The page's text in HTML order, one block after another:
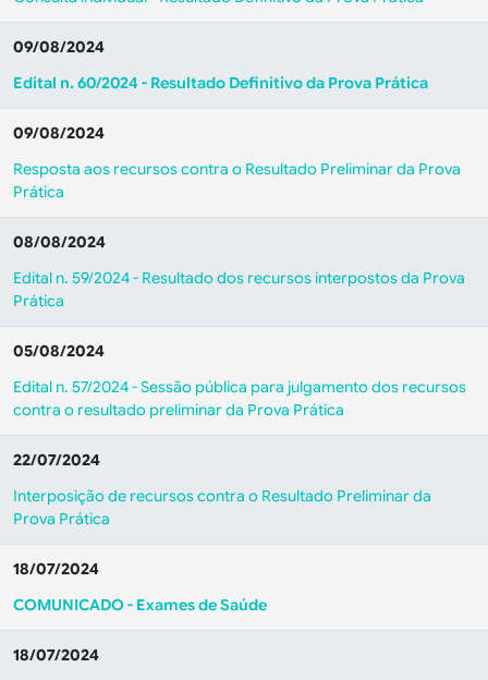
09/08/2024
Edital n. 60/2024 - Resultado Definitivo da Prova Prática
09/08/2024
Resposta aos recursos contra o Resultado Preliminar da Prova
Prática
08/08/2024
Edital n. 59/2024 - Resultado dos recursos interpostos da Prova
Prática
05/08/2024
Edital n. 57/2024 - Sessão pública para julgamento dos recursos
contra o resultado preliminar da Prova Prática
22/07/2024
Interposição de recursos contra o Resultado Preliminar da
Prova Prática
18/07/2024
COMUNICADO - Exames de Saúde
18/07/2024